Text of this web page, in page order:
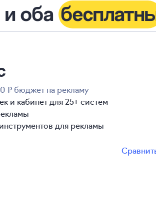
оба
₽ бюджет на рекламу
и кабинет для 25+ систем
для рекламы